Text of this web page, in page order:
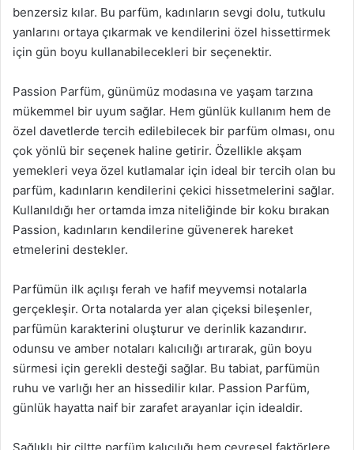
benzersiz kılar. Bu parfüm, kadınların sevgi dolu, tutkulu
yanlarını ortaya çıkarmak ve kendilerini özel hissettirmek
için gün boyu kullanabilecekleri bir seçenektir.
Passion Parfüm, günümüz modasına ve yaşam tarzına
mükemmel bir uyum sağlar. Hem günlük kullanım hem de
özel davetlerde tercih edilebilecek bir parfüm olması, onu
çok yönlü bir seçenek haline getirir. Özellikle akşam
yemekleri veya özel kutlamalar için ideal bir tercih olan bu
parfüm, kadınların kendilerini çekici hissetmelerini sağlar.
Kullanıldığı her ortamda imza niteliğinde bir koku bırakan
Passion, kadınların kendilerine güvenerek hareket
etmelerini destekler.
Parfümün ilk açılışı ferah ve hafif meyvemsi notalarla
gerçekleşir. Orta notalarda yer alan çiçeksi bileşenler,
parfümün karakterini oluşturur ve derinlik kazandırır.
odunsu ve amber notaları kalıcılığı artırarak, gün boyu
sürmesi için gerekli desteği sağlar. Bu tabiat, parfümün
ruhu ve varlığı her an hissedilir kılar. Passion Parfüm,
günlük hayatta naif bir zarafet arayanlar için idealdir.